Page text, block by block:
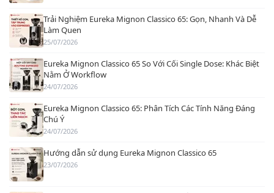
Trải Nghiệm Eureka Mignon Classico 65: Gọn, Nhanh Và Dễ
Làm Quen
25/07/2026
Eureka Mignon Classico 65 So Với Cối Single Dose: Khác Biệt
Nằm Ở Workflow
24/07/2026
Eureka Mignon Classico 65: Phân Tích Các Tính Năng Đáng
Chú Ý
24/07/2026
Hướng dẫn sử dụng Eureka Mignon Classico 65
23/07/2026